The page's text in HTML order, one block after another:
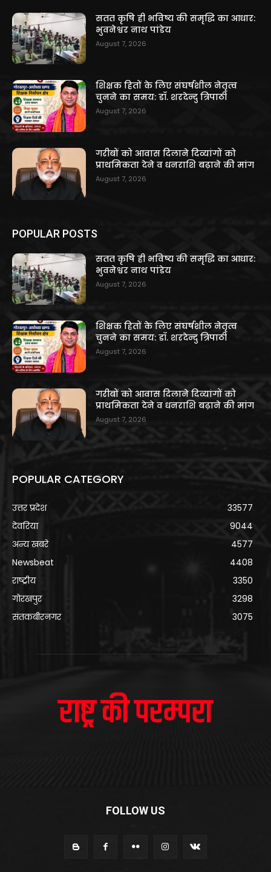
सतत कृषि ही भविष्य की समृद्धि का आधार:
भुवनेश्वर नाथ पांडेय
August 7, 2026
शिक्षक हितों के लिए संघर्षशील नेतृत्व
चुनने का समय: डॉ. शरदेन्दु त्रिपाठी
August 7, 2026
गरीबों को आवास दिलाने दिव्यांगों को
प्राथमिकता देने व धनराशि बढ़ाने की मांग
August 7, 2026
POPULAR POSTS
सतत कृषि ही भविष्य की समृद्धि का आधार:
भुवनेश्वर नाथ पांडेय
August 7, 2026
शिक्षक हितों के लिए संघर्षशील नेतृत्व
चुनने का समय: डॉ. शरदेन्दु त्रिपाठी
August 7, 2026
गरीबों को आवास दिलाने दिव्यांगों को
प्राथमिकता देने व धनराशि बढ़ाने की मांग
August 7, 2026
POPULAR CATEGORY
उत्तर प्रदेश
33577
देवरिया
9044
अन्य खबरे
4577
Newsbeat
4408
राष्ट्रीय
3350
गोरखपुर
3298
संतकबीरनगर
3075
FOLLOW US